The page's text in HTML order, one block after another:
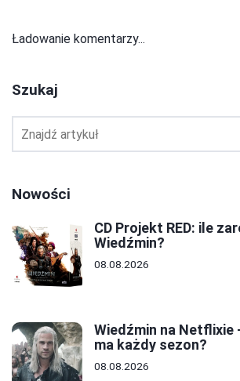
Ładowanie komentarzy...
Szukaj
Nowości
CD Projekt RED: ile
Wiedźmin?
08.08.2026
Wiedźmin na Netflixie
ma każdy sezon?
08.08.2026